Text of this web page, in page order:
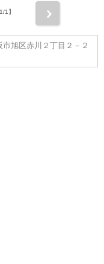
1/1】
市旭区赤川２丁目２－２